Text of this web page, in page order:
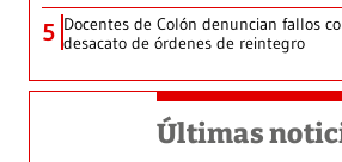
5 Docentes de Colón denuncian fallos
desacato de órdenes de reintegro
Últimas